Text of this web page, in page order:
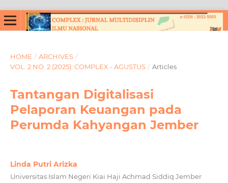
HOME / ARCHIVES /
VOL. 2 NO. 2 (2025): COMPLEX - AGUSTUS / Articles
Tantangan Digitalisasi
Pelaporan Keuangan pada
Perumda Kahyangan Jember
Linda Putri Arizka
Universitas Islam Negeri Kiai Haji Achmad Siddiq Jember